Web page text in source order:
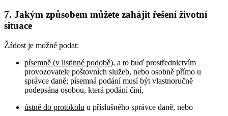
7. Jakým způsobem můžete zahájit řešení životní
situace
Žádost je možné podat:
písemně (v listinné podobě), a to buď prostřednictvím
provozovatele poštovních služeb, nebo osobně přímo u
správce daně; písemná podání musí být vlastnoručně
podepsána osobou, která podání činí,
ústně do protokolu u příslušného správce daně, nebo